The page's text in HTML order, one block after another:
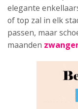
elegante
of top zal in elk
passen, maar
maanden